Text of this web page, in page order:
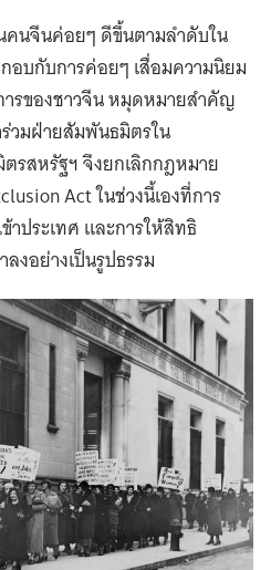
นจีนค่อยๆ ดีขึ้นตามลำดับใน
อบกับการค่อยๆ เสื่อมความนิยม
ารของชาวจีน หมุดหมายสำคัญ
วมฝ่ายสัมพันธมิตรใน
ตรสหรัฐฯ จึงยกเลิกกฎหมาย
Act ในช่วงนี้เองที่การ
ประเทศ และการให้สิทธิ
งอย่างเป็นรูปธรรม